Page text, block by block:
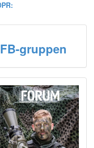
FB-gruppen